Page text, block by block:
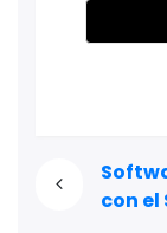
con el